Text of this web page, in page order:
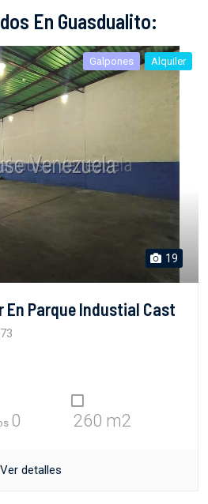
En Guasdualito:
Galpones Alquiler
19
En Parque Industial Cast
0 260 m2
Ver detalles